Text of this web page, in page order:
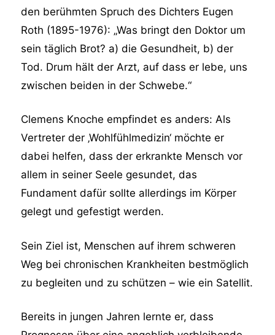
den berühmten Spruch des Dichters Eugen
Roth (1895-1976): „Was bringt den Doktor um
sein täglich Brot? a) die Gesundheit, b) der
Tod. Drum hält der Arzt, auf dass er lebe, uns
zwischen beiden in der Schwebe.“
Clemens Knoche empfindet es anders: Als
Vertreter der ‚Wohlfühlmedizin‘ möchte er
dabei helfen, dass der erkrankte Mensch vor
allem in seiner Seele gesundet, das
Fundament dafür sollte allerdings im Körper
gelegt und gefestigt werden.
Sein Ziel ist, Menschen auf ihrem schweren
Weg bei chronischen Krankheiten bestmöglich
zu begleiten und zu schützen – wie ein Satellit.
Bereits in jungen Jahren lernte er, dass